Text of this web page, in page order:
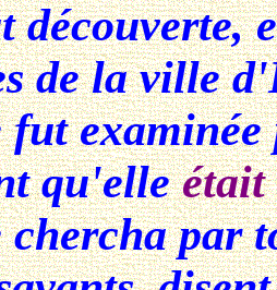
découverte,
de la ville
examinée
qu'elleétait
par